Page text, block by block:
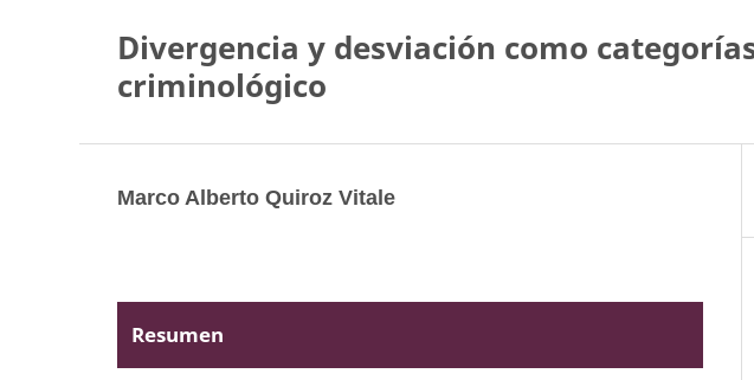
Divergencia y desviación como
criminológico
Marco Alberto Quiroz Vitale
Resumen